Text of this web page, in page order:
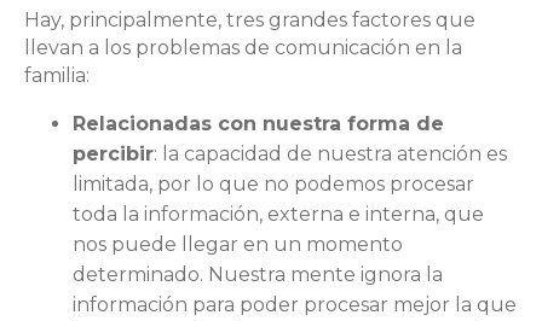
Hay, principalmente, tres grandes factores que
llevan a los problemas de comunicación en la
familia:
Relacionadas con nuestra forma de
percibir: la capacidad de nuestra atención es
limitada, por lo que no podemos procesar
toda la información, externa e interna, que
nos puede llegar en un momento
determinado. Nuestra mente ignora la
información para poder procesar mejor la que